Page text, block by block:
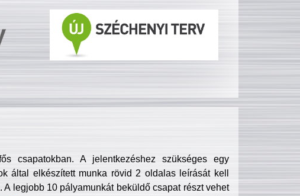
csapatokban. A jelentkezéshez szükséges egy
által elkészített munka rövid 2 oldalas leírását kell
legjobb 10 pályamunkát beküldő csapat részt vehet